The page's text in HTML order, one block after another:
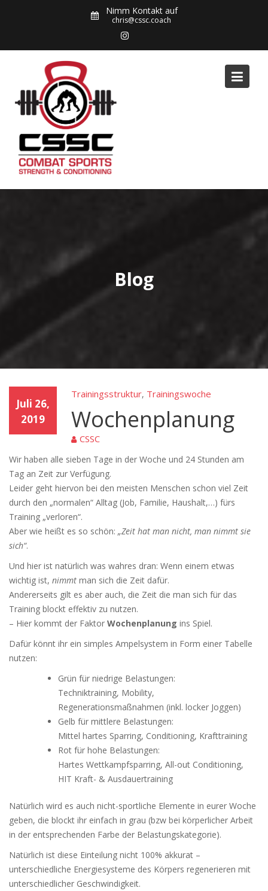
Nimm Kontakt auf
chris@cssc.coach
Blog
Juli 26,
2019
Trainingsstruktur, Trainingswoche
Wochenplanung
CSSC
Wir haben alle sieben Tage in der Woche und 24 Stunden am
Tag an Zeit zur Verfügung.
Leider geht hiervon bei den meisten Menschen schon viel Zeit
durch den „normalen“ Alltag (Job, Familie, Haushalt,…) fürs
Training „verloren“.
Aber wie heißt es so schön: „Zeit hat man nicht, man nimmt sie
sich“.
Und hier ist natürlich was wahres dran: Wenn einem etwas
wichtig ist, nimmt man sich die Zeit dafür.
Andererseits gilt es aber auch, die Zeit die man sich für das
Training blockt effektiv zu nutzen.
– Hier kommt der Faktor Wochenplanung ins Spiel.
Dafür könnt ihr ein simples Ampelsystem in Form einer Tabelle
nutzen:
Grün für niedrige Belastungen:
Techniktraining, Mobility,
Regenerationsmaßnahmen (inkl. locker Joggen)
Gelb für mittlere Belastungen:
Mittel hartes Sparring, Conditioning, Krafttraining
Rot für hohe Belastungen:
Hartes Wettkampfsparring, All-out Conditioning,
HIT Kraft- & Ausdauertraining
Natürlich wird es auch nicht-sportliche Elemente in eurer Woche
geben, die blockt ihr einfach in grau (bzw bei körperlicher Arbeit
in der entsprechenden Farbe der Belastungskategorie).
Natürlich ist diese Einteilung nicht 100% akkurat –
unterschiedliche Energiesysteme des Körpers regenerieren mit
unterschiedlicher Geschwindigkeit.